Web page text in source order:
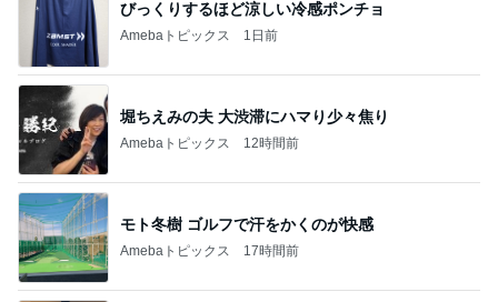
びっくりするほど涼しい冷感ポンチョ
Amebaトピックス 1日前
堀ちえみの夫 大渋滞にハマり少々焦り
Amebaトピックス 12時間前
モト冬樹 ゴルフで汗をかくのが快感
Amebaトピックス 17時間前